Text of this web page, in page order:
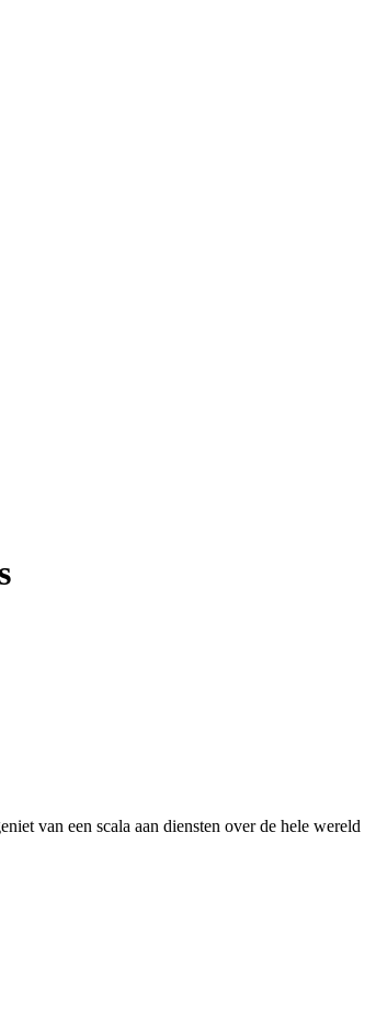
van een scala aan diensten over de hele wereld